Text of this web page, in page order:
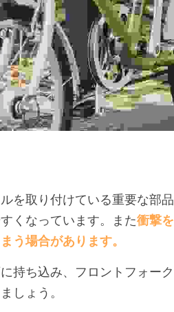
を取り付けている重要な部
くなっています。また衝撃
う場合があります。
持ち込み、フロントフォー
しょう。